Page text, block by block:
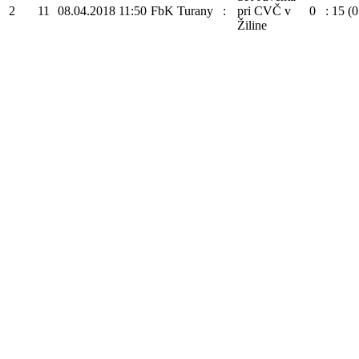
2 11 08.04.2018 11:50 FbK Turany :
pri CVČ v
Žiline
0 : 15